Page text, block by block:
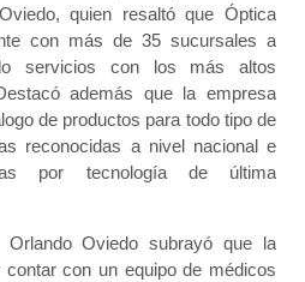
quien resaltó que Óptica
con más de 35 sucursales a
servicios con los más altos
además que la empresa
de productos para todo tipo de
reconocidas a nivel nacional e
por tecnología de última
Orlando Oviedo subrayó que la
con un equipo de médicos